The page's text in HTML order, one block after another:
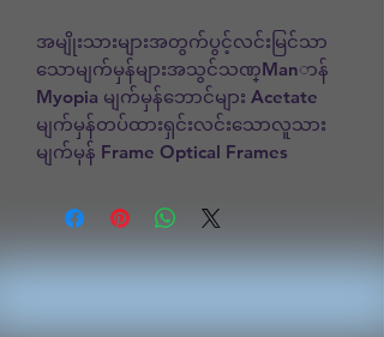
အမျိုးသားများအတွက်ပွင့်လင်းမြင်သာ
သောမျက်မှန်များအသွင်သဏ္Manာန်
Myopia မျက်မှန်ဘောင်များ Acetate
မျက်မှန်တပ်ထားရှင်းလင်းသောလူသား
မျက်မှန် Frame Optical Frames